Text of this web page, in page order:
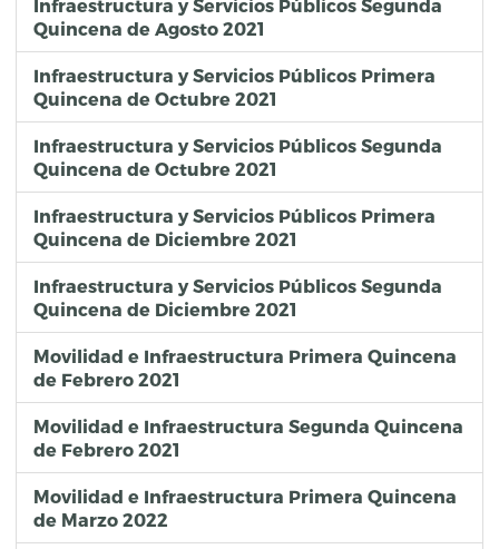
Infraestructura y Servicios Públicos Segunda
Quincena de Agosto 2021
Infraestructura y Servicios Públicos Primera
Quincena de Octubre 2021
Infraestructura y Servicios Públicos Segunda
Quincena de Octubre 2021
Infraestructura y Servicios Públicos Primera
Quincena de Diciembre 2021
Infraestructura y Servicios Públicos Segunda
Quincena de Diciembre 2021
Movilidad e Infraestructura Primera Quincena
de Febrero 2021
Movilidad e Infraestructura Segunda Quincena
de Febrero 2021
Movilidad e Infraestructura Primera Quincena
de Marzo 2022